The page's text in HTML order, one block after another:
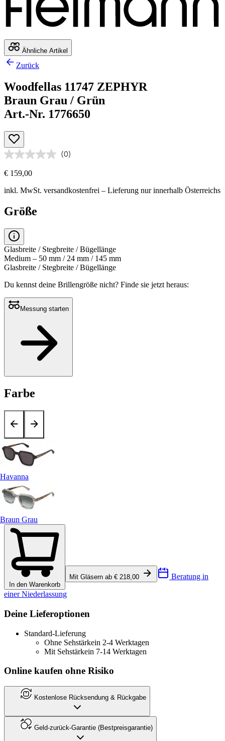
Ähnliche Artikel
Zurück
Woodfellas 11747 ZEPHYR
Braun Grau / Grün
Art.-Nr. 1776650
(0)
€ 159,00
inkl. MwSt. versandkostenfrei – Lieferung nur innerhalb Österreichs
Größe
Glasbreite / Stegbreite / Bügellänge
Medium – 50 mm / 24 mm / 145 mm
Glasbreite / Stegbreite / Bügellänge
Du kennst deine Brillengröße nicht? Finde sie jetzt heraus:
Messung starten
Farbe
Havanna
Braun Grau
In den Warenkorb
Mit Gläsern ab € 218,00 Beratung in
einer Niederlassung
Deine Lieferoptionen
Standard-Lieferung
Ohne Sehstärkein 2-4 Werktagen
Mit Sehstärkein 7-14 Werktagen
Online kaufen ohne Risiko
Kostenlose Rücksendung & Rückgabe
Geld-zurück-Garantie (Bestpreisgarantie)